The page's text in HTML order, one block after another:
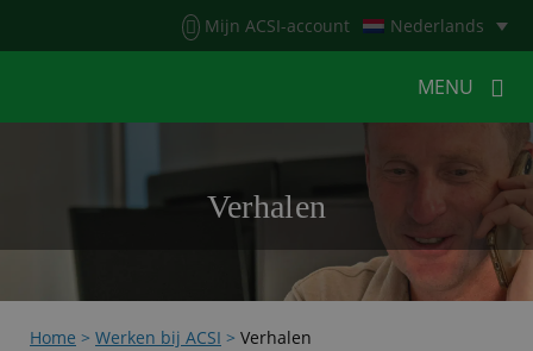
Mijn ACSI-account Nederlands
MENU
HOME
VOOR KAMPEERDERS
VOOR CAMPINGSKAMPEERNIEUWS
Verhalen
Home > Werken bij ACSI > Verhalen